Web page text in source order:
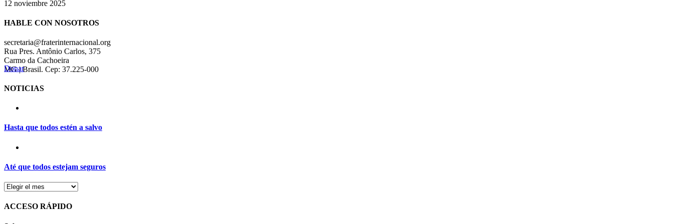
12 noviembre 2025
HABLE CON NOSOTROS
secretaria@fraterinternacional.org
Rua Pres. Antônio Carlos, 375
Carmo da Cachoeira
MG | Brasil. Cep: 37.225-000
Donar
NOTICIAS
Hasta que todos estén a salvo
Até que todos estejam seguros
ACCESO RÁPIDO